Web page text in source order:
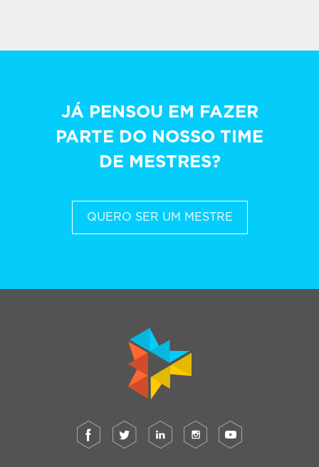
JÁ PENSOU EM FAZER
PARTE DO NOSSO TIME
DE MESTRES?
QUERO SER UM MESTRE